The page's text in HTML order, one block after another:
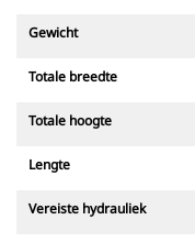
Gewicht
Totale breedte
Totale hoogte
Lengte
Vereiste hydrauliek